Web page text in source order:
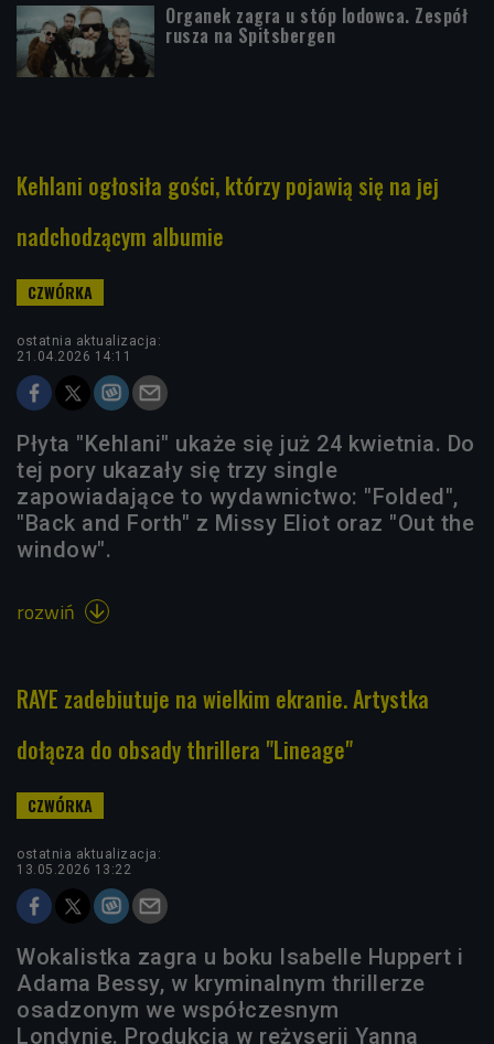
Organek zagra u stóp lodowca. Zespół
rusza na Spitsbergen
Kehlani ogłosiła gości, którzy pojawią się na jej
nadchodzącym albumie
ostatnia aktualizacja:
21.04.2026 14:11
Płyta "Kehlani" ukaże się już 24 kwietnia. Do
tej pory ukazały się trzy single
zapowiadające to wydawnictwo: "Folded",
"Back and Forth" z Missy Eliot oraz "Out the
window".
rozwiń 
RAYE zadebiutuje na wielkim ekranie. Artystka
dołącza do obsady thrillera "Lineage"
ostatnia aktualizacja:
13.05.2026 13:22
Wokalistka zagra u boku Isabelle Huppert i
Adama Bessy, w kryminalnym thrillerze
osadzonym we współczesnym
Londynie. Produkcja w reżyserii Yanna